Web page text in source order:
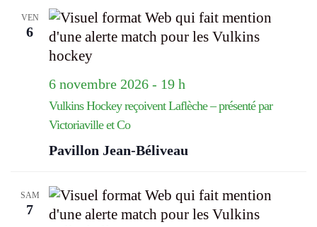
VEN
6
6 novembre 2026 - 19 h
Vulkins Hockey reçoivent Laflèche – présenté par
Victoriaville et Co
Pavillon Jean-Béliveau
SAM
7